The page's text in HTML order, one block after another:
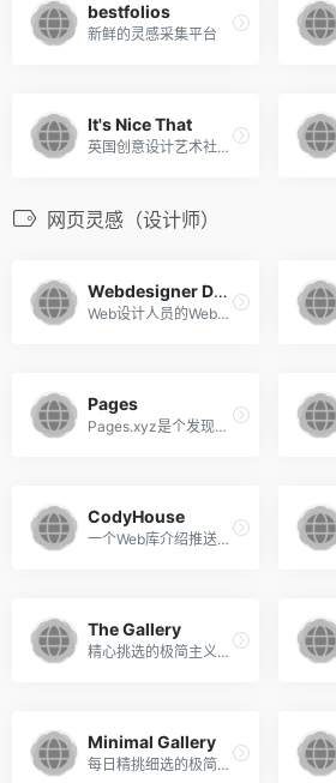
bestfolios
新鲜的灵感采集平台
It's Nice That
英国创意设计艺术社区网站
网页灵感（设计师）
Webdesigner Depot
Web设计人员的Web设计资源集中地。
Pages
Pages.xyz是个发现最佳网页设计的好地方。
CodyHouse
一个Web库介绍推送最新的UI / UX解决方案
The Gallery
精心挑选的极简主义网页设计灵感。
Minimal Gallery
每日精挑细选的极简网页设计灵感。